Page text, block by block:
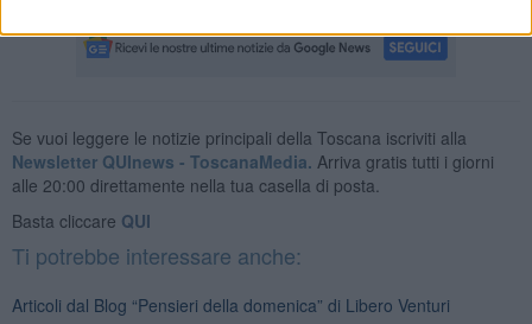
Se vuoi leggere le notizie principali della Toscana iscriviti alla
Newsletter QUInews - ToscanaMedia. Arriva gratis tutti i giorni
alle 20:00 direttamente nella tua casella di posta.
Basta cliccare QUI
Ti potrebbe interessare anche:
Articoli dal Blog “Pensieri della domenica” di Libero Venturi